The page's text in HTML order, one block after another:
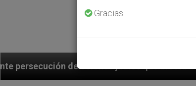
que afecta a cristianos (y no sólo) en
Gracias.